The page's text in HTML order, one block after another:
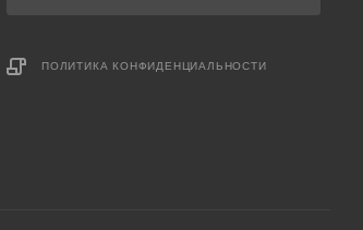
ПОЛИТИКА КОНФИДЕНЦИАЛЬНОСТИ